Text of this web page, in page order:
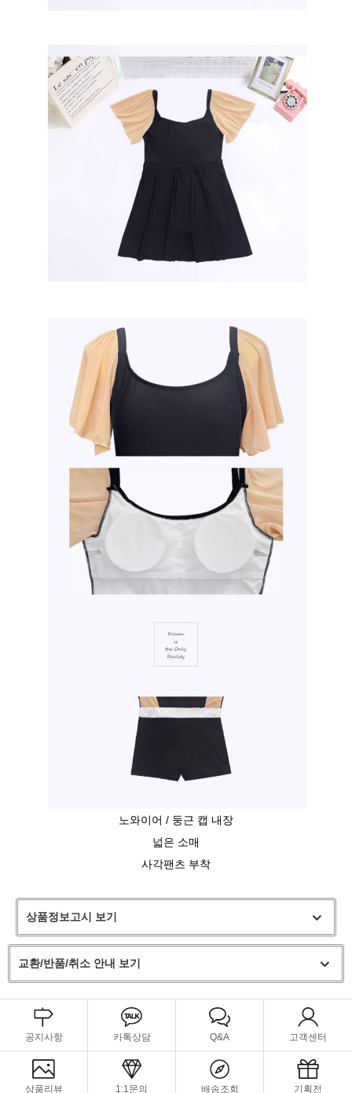
노와이어 / 둥근 캡 내장
넓은 소매
사각팬츠 부착
상품정보고시 보기
교환/반품/취소 안내 보기
공지사항 카톡상담 Q&A 고객센터
상품리뷰 1:1문의 배송조회 기획전